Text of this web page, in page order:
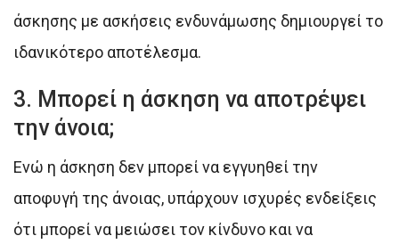
άσκησης με ασκήσεις ενδυνάμωσης δημιουργεί το
ιδανικότερο αποτέλεσμα.
3. Μπορεί η άσκηση να αποτρέψει
την άνοια;
Ενώ η άσκηση δεν μπορεί να εγγυηθεί την
αποφυγή της άνοιας, υπάρχουν ισχυρές ενδείξεις
ότι μπορεί να μειώσει τον κίνδυνο και να